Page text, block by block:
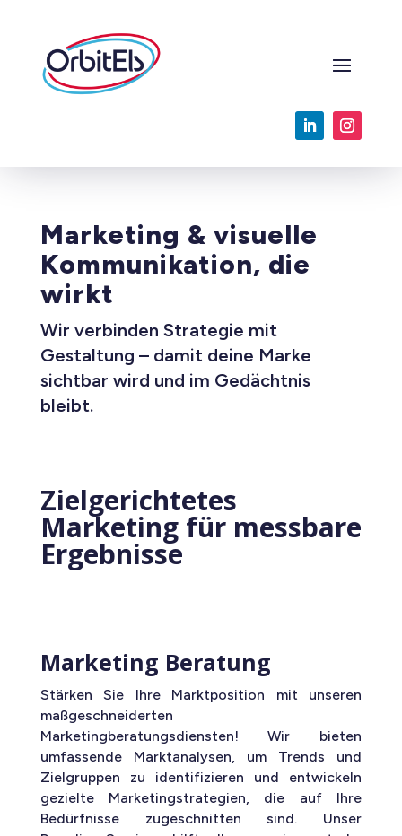
Marketing & visuelle
Kommunikation, die
wirkt
Wir verbinden Strategie mit
Gestaltung – damit deine Marke
sichtbar wird und im Gedächtnis
bleibt.
Zielgerichtetes
Marketing für messbare
Ergebnisse
Marketing Beratung
Stärken Sie Ihre Marktposition mit unseren
maßgeschneiderten
Marketingberatungsdiensten! Wir bieten
umfassende Marktanalysen, um Trends und
Zielgruppen zu identifizieren und entwickeln
gezielte Marketingstrategien, die auf Ihre
Bedürfnisse zugeschnitten sind. Unser